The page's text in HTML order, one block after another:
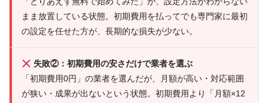
まま放置している状態。初期費用を払ってでも専門家に最初
の設定を任せた方が、長期的な損失が少ない。
失敗②：初期費用の安さだけで業者を選ぶ
「初期費用0円」の業者を選んだが、月額が高い・対応範囲
が狭い・成果が出ないという状態。初期費用より「月額×12